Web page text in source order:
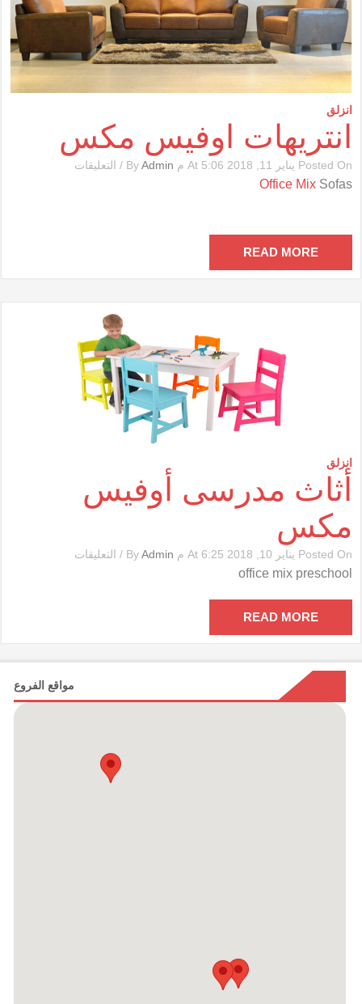
انزلق
انتريهات اوفيس مكس
Posted On يناير 11, 2018 At 5:06 م By Admin
/ التعليقات
Office Mix Sofas
READ MORE
انزلق
أثاث مدرسى أوفيس
مكس
Posted On يناير 10, 2018 At 6:25 م By Admin
/ التعليقات
office mix preschool
READ MORE
مواقع الفروع